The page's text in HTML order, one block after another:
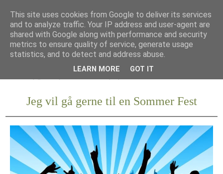
Jeg vil gå gerne til en Sommer Fest
This site uses cookies from Google to deliver its services
and to analyze traffic. Your IP address and user-agent are
shared with Google along with performance and security
metrics to ensure quality of service, generate usage
statistics, and to detect and address abuse.
LEARN MORE GOT IT